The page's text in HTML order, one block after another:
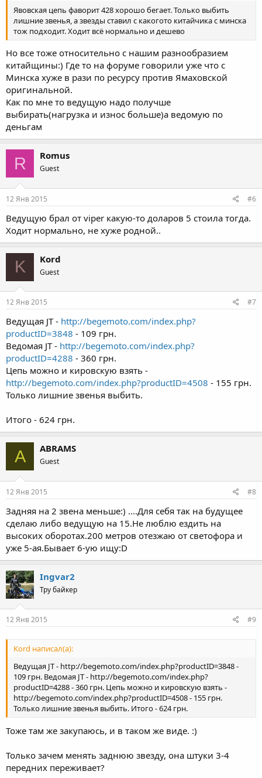
Явовская цепь фаворит 428 хорошо бегает. Только выбить
лишние звенья, а звезды ставил с какогото китайчика с минска
тож подходит. Ходит всё нормально и дешево
Но все тоже относительно с нашим разнообразием
китайщины:) Где то на форуме говорили уже что с
Минска хуже в рази по ресурсу против Ямаховской
оригинальной.
Как по мне то ведущую надо получше
выбирать(нагрузка и износ больше)а ведомую по
деньгам
R Romus
Guest
12 Янв 2015 #6
Ведущую брал от viper какую-то доларов 5 стоила тогда.
Ходит нормально, не хуже родной..
K Kord
Guest
12 Янв 2015 #7
Ведущая JT - http://begemoto.com/index.php?
productID=3848 - 109 грн.
Ведомая JT - http://begemoto.com/index.php?
productID=4288 - 360 грн.
Цепь можно и кировскую взять -
http://begemoto.com/index.php?productID=4508 - 155 грн.
Только лишние звенья выбить.
Итого - 624 грн.
A ABRAMS
Guest
12 Янв 2015 #8
Задняя на 2 звена меньше:) ....Для себя так на будущее
сделаю либо ведущую на 15.Не люблю ездить на
высоких оборотах.200 метров отезжаю от светофора и
уже 5-ая.Бывает 6-ую ищу:D
Ingvar2
Тру байкер
12 Янв 2015 #9
Kord написал(а):
Ведущая JT - http://begemoto.com/index.php?productID=3848 -
109 грн. Ведомая JT - http://begemoto.com/index.php?
productID=4288 - 360 грн. Цепь можно и кировскую взять -
http://begemoto.com/index.php?productID=4508 - 155 грн.
Только лишние звенья выбить. Итого - 624 грн.
Тоже там же закупаюсь, и в таком же виде. :)
Только зачем менять заднюю звезду, она штуки 3-4
передних переживает?